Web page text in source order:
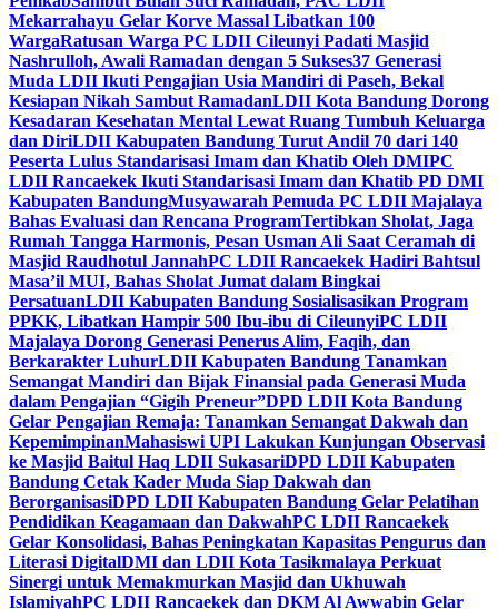
Mekarrahayu Gelar Korve Massal Libatkan 100
WargaRatusan Warga PC LDII Cileunyi Padati Masjid
Nashrulloh, Awali Ramadan dengan 5 Sukses37 Generasi
Muda LDII Ikuti Pengajian Usia Mandiri di Paseh, Bekal
Kesiapan Nikah Sambut RamadanLDII Kota Bandung Dorong
Kesadaran Kesehatan Mental Lewat Ruang Tumbuh Keluarga
dan DiriLDII Kabupaten Bandung Turut Andil 70 dari 140
Peserta Lulus Standarisasi Imam dan Khatib Oleh DMIPC
LDII Rancaekek Ikuti Standarisasi Imam dan Khatib PD DMI
Kabupaten BandungMusyawarah Pemuda PC LDII Majalaya
Bahas Evaluasi dan Rencana ProgramTertibkan Sholat, Jaga
Rumah Tangga Harmonis, Pesan Usman Ali Saat Ceramah di
Masjid Raudhotul JannahPC LDII Rancaekek Hadiri Bahtsul
Masa’il MUI, Bahas Sholat Jumat dalam Bingkai
PersatuanLDII Kabupaten Bandung Sosialisasikan Program
PPKK, Libatkan Hampir 500 Ibu-ibu di CileunyiPC LDII
Majalaya Dorong Generasi Penerus Alim, Faqih, dan
Berkarakter LuhurLDII Kabupaten Bandung Tanamkan
Semangat Mandiri dan Bijak Finansial pada Generasi Muda
dalam Pengajian “Gigih Preneur”DPD LDII Kota Bandung
Gelar Pengajian Remaja: Tanamkan Semangat Dakwah dan
KepemimpinanMahasiswi UPI Lakukan Kunjungan Observasi
ke Masjid Baitul Haq LDII SukasariDPD LDII Kabupaten
Bandung Cetak Kader Muda Siap Dakwah dan
BerorganisasiDPD LDII Kabupaten Bandung Gelar Pelatihan
Pendidikan Keagamaan dan DakwahPC LDII Rancaekek
Gelar Konsolidasi, Bahas Peningkatan Kapasitas Pengurus dan
Literasi DigitalDMI dan LDII Kota Tasikmalaya Perkuat
Sinergi untuk Memakmurkan Masjid dan Ukhuwah
IslamiyahPC LDII Rancaekek dan DKM Al Awwabin Gelar